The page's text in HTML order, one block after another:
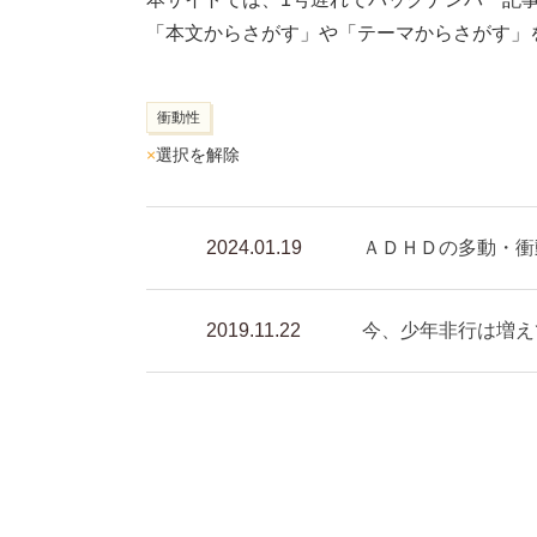
「本文からさがす」や「テーマからさがす
衝動性
×選択を解除
2024.01.19 ＡＤＨＤの多動・
2019.11.22 今、少年非行は増